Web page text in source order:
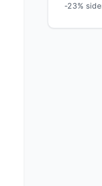
-23%